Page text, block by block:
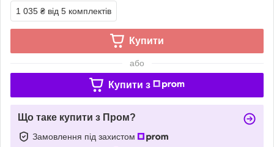
1 035 ₴ від 5 комплектів
Купити
або
Купити з
Що таке купити з Пром?
Замовлення під захистом